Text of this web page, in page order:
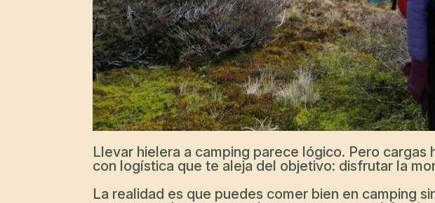
Llevar hielera a camping parece lógico. Pero
con logística que te aleja del objetivo: disfrutar la
La realidad es que puedes comer bien en camping